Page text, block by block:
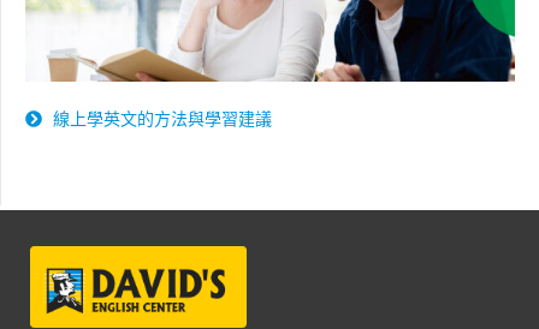
線上學英文的方法與學習建議